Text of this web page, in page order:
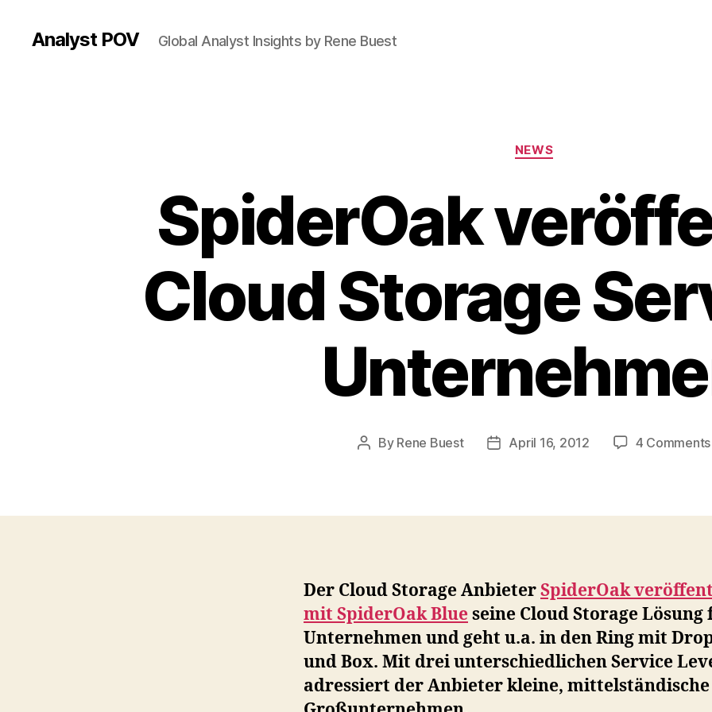
Analyst POV Global Analyst Insights by Rene Buest
Categories
NEWS
SpiderOak
Cloud Storage
Post
By Rene Buest
PostApril 16, 2012 4 Comments
Der Cloud Storage AnbieterSpiderOak
mit SpiderOak Blue seine Cloud Storage Lösung
Unternehmen und geht u.a. in den Ring mit
und Box. Mit drei unterschiedlichen Service
adressiert der Anbieter kleine,